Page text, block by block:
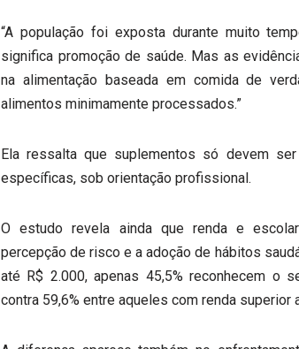
“A população foi exposta durante muito
significa promoção de saúde. Mas as
na alimentação baseada em comida de
alimentos minimamente processados.”
Ela ressalta que suplementos só devem
específicas, sob orientação profissional.
O estudo revela ainda que renda e
percepção de risco e a adoção de hábitos
até R$ 2.000, apenas 45,5% reconhecem o
contra 59,6% entre aqueles com renda superior